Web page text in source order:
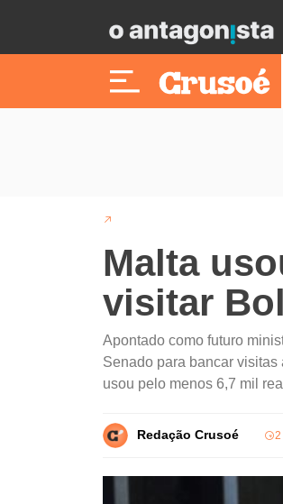
Malta
visitar
Apontado como futuro
Senado para bancar
usou pelo menos 6,7 mil
Redação Crusoé 2